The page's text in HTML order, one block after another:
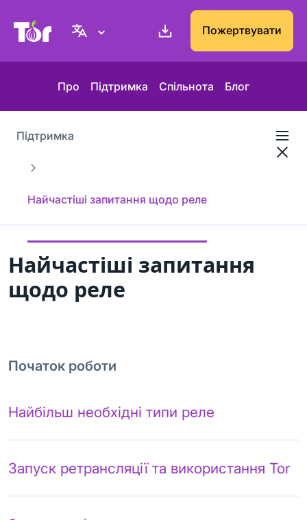
Вебсайт проєкту Tor Пожертвувати
Про Підтримка Спільнота Блог
Підтримка
Найчастіші запитання щодо реле
Найчастіші запитання
щодо реле
Початок роботи
Найбільш необхідні типи реле
Запуск ретрансляції та використання Tor